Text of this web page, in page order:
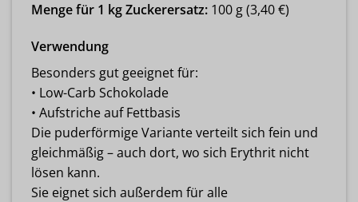
Menge für 1 kg Zuckerersatz: 100 g (3,40 €)
Verwendung
Besonders gut geeignet für:
• Low-Carb Schokolade
• Aufstriche auf Fettbasis
Die puderförmige Variante verteilt sich fein und
gleichmäßig – auch dort, wo sich Erythrit nicht
lösen kann.
Sie eignet sich außerdem für alle